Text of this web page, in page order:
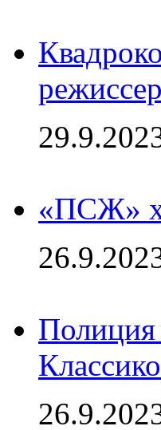
«ПСЖ»
Полиция
Классико